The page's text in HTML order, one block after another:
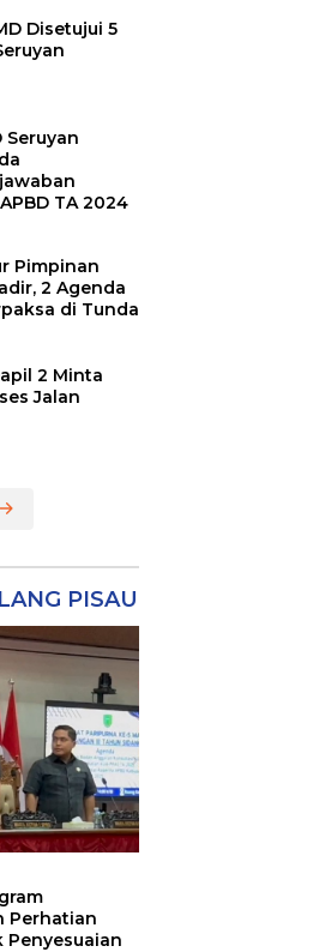
Disetujui 5
Seruyan
TA 2024
Pimpinan
2 Agenda
di Tunda
2 Minta
Jalan
PISAU
Perhatian
Penyesuaian